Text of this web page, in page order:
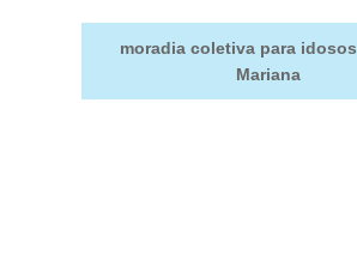
moradia coletiva para
Mariana